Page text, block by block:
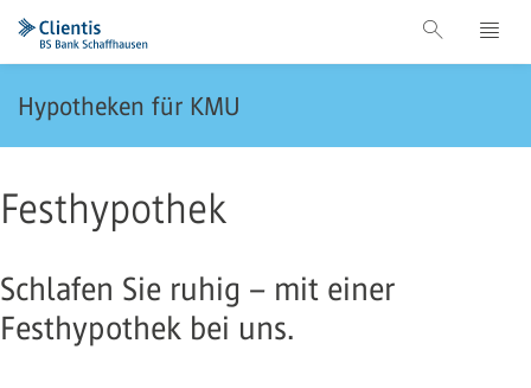
Hypotheken für KMU
Festhypothek
Schlafen Sie ruhig – mit einer
Festhypothek bei uns.